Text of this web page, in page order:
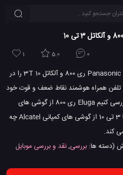
1 5.0 0
بررسی تلفن های هوشمند Panasonic Eluga ری 800 و آلکاتل 3T 10 را در
تلفن همراه هوشمند نقاط ضعف و قوت خود
را خواهند داشت. با ما بمانید تا بررسی کنیم Eluga ری 800 از گوشی های
کمپانی Panasonic در مقایسه با 3 تی 10 از گوشی های کمپانی Alcatel چه
کند.
(دسته ها: بررسی,نقد و بررسی موبایل